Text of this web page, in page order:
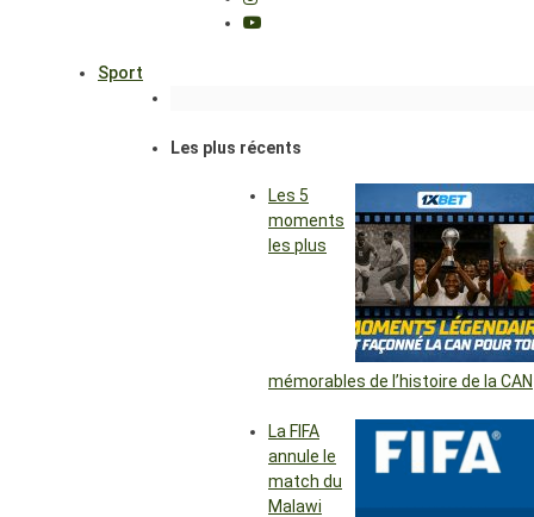
Sport
Les plus récents
Les 5
moments
les plus
mémorables de l’histoire de la CAN
La FIFA
annule le
match du
Malawi